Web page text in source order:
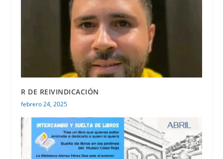
R DE REIVINDICACIÓN
febrero 24, 2025